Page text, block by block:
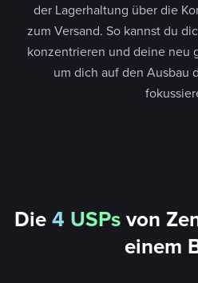
der Lagerhaltung über die
zum Versand. So kannst du
konzentrieren und deine neu
um dich auf den Ausbau
Die4 USPsvon
einem